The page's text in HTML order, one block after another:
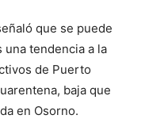
que se puede
una tendencia a la
de Puerto
baja que
en Osorno.